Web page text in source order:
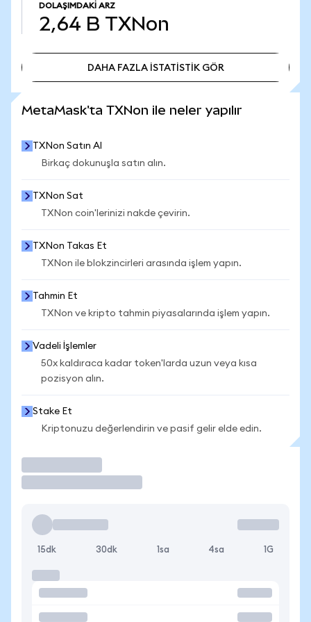
DOLAŞIMDAKI ARZ
2,64 B TXNon
DAHA FAZLA İSTATİSTİK GÖR
MetaMask'ta TXNon ile neler yapılır
TXNon Satın Al
Birkaç dokunuşla satın alın.
TXNon Sat
TXNon coin'lerinizi nakde çevirin.
TXNon Takas Et
TXNon ile blokzincirleri arasında işlem yapın.
Tahmin Et
TXNon ve kripto tahmin piyasalarında işlem yapın.
Vadeli İşlemler
50x kaldıraca kadar token'larda uzun veya kısa
pozisyon alın.
Stake Et
Kriptonuzu değerlendirin ve pasif gelir elde edin.
15dk 30dk 1sa 4sa 1G